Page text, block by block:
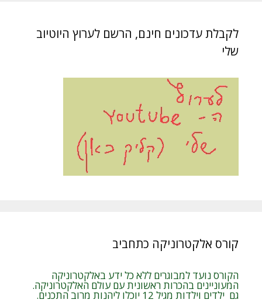
לקבלת עדכונים חינם, הרשם לערוץ היוטיוב
שלי
קורס אלקטרוניקה כתחביב
הקורס נועד למבוגרים ללא כל ידע באלקטרוניקה
המעוניינים בהכרות ראשונית עם עולם האלקטרוניקה.
גם ילדים וילדות מגיל 12 יוכלו ליהנות מרוב התכנים.